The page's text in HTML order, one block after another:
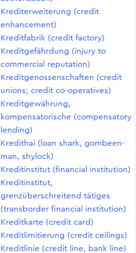
Krediterweiterung (credit
enhancement)
Kreditfabrik (credit factory)
Kreditgefährdung (injury to
commercial reputation)
Kreditgenossenschaften (credit
unions; credit co-operatives)
Kreditgewährung,
kompensatorische (compensatory
lending)
Kredithai (loan shark, gombeen-
man, shylock)
Kreditinstitut (financial institution)
Kreditinstitut,
grenzüberschreitend tätiges
(transborder financial institution)
Kreditkarte (credit card)
Kreditlimitierung (credit ceilings)
Kreditlinie (credit line, bank line)